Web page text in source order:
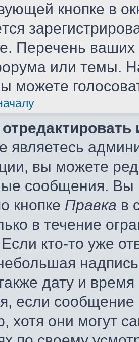
кнопке в
Перечень ваших
или темы.
можете
являетесь
вы можете
сообщения. Вы
кнопке Правка в
в течение
кто-то уже
дату и
если
хотя они могут